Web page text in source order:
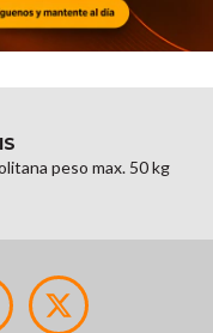
peso max. 50 kg